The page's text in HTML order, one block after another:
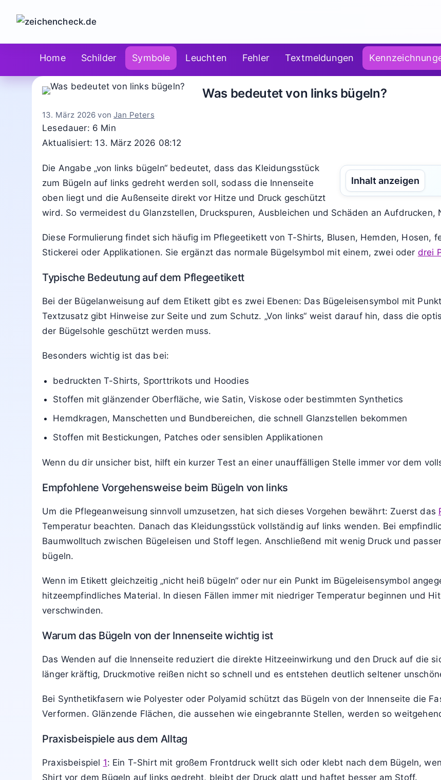
Inhalt
Home Schilder Symbole Leuchten Fehler Textmeldungen
Was bedeutet von links bügeln?
Lesedauer: 6 Min
Aktualisiert: 13. März 2026 08:12
Die Angabe „von links bügeln“ bedeutet, dass das Kleidungsstück
zum Bügeln auf links gedreht werden soll, sodass die Innenseite
oben liegt und die Außenseite direkt vor Hitze und Druck geschützt
Stickerei oder Applikationen. Sie ergänzt das normale Bügelsymbol mit einem, zwei oder
Typische Bedeutung auf dem Pflegeetikett
Textzusatz gibt Hinweise zur Seite und zum Schutz. „Von links“ weist darauf hin, dass die
der Bügelsohle geschützt werden muss.
Besonders wichtig ist das bei:
bedruckten T-Shirts, Sporttrikots und Hoodies
Stoffen mit glänzender Oberfläche, wie Satin, Viskose oder bestimmten Synthetics
Stoffen mit Bestickungen, Patches oder sensiblen Applikationen
Wenn du dir unsicher bist, hilft ein kurzer Test an einer unauffälligen Stelle immer vor dem
Empfohlene Vorgehensweise beim Bügeln von links
Um die Pflegeanweisung sinnvoll umzusetzen, hat sich dieses Vorgehen bewährt: Zuerst das
Temperatur beachten. Danach das Kleidungsstück vollständig auf links wenden. Bei
Baumwolltuch zwischen Bügeleisen und Stoff legen. Anschließend mit wenig Druck und
bügeln.
Wenn im Etikett gleichzeitig „nicht heiß bügeln“ oder nur ein Punkt im Bügeleisensymbol
verschwinden.